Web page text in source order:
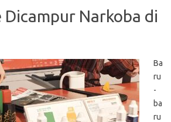
Dicampur Narkoba di
Ba
ru
-
ba
ru